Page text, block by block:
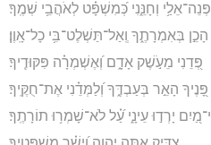
פְּנֵה־אֵלַ֥י וְחָנֵּ֑נִי כְּ֝מִשְׁפָּ֗ט לְאֹהֲבֵ֥י שְׁמֶֽךָ׃
בְּאִמְרָתֶ֑ךָ וְֽאַל־תַּשְׁלֶט־בִּ֥י כָל־אָֽוֶן׃
פְּ֭דֵנִי מֵעֹ֣שֶׁק אָדָ֑ם וְ֝אֶשְׁמְרָ֗ה פִּקּוּדֶֽיךָ׃
פָּ֭נֶיךָ הָאֵ֣ר בְּעַבְדֶּ֑ךָ וְ֝לַמְּדֵ֗נִי אֶת־חֻקֶּֽיךָ׃
יָרְד֣וּ עֵינָ֑י עַ֝֗ל לֹא־שָׁמְר֥וּ תוֹרָתֶֽךָ׃